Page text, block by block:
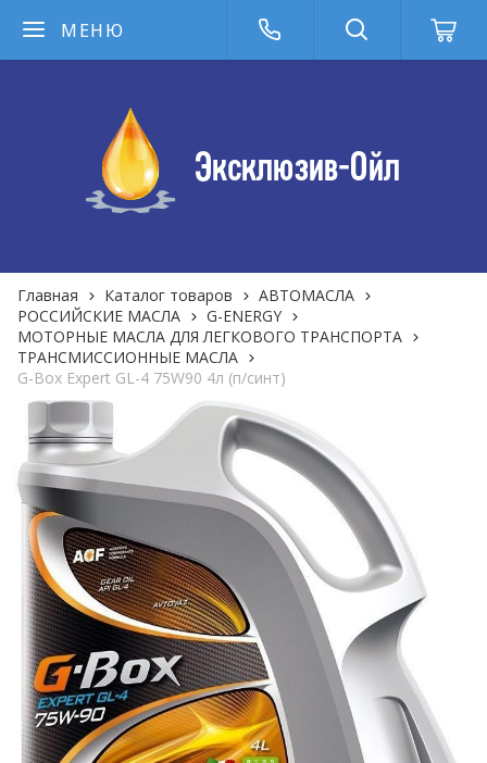
МЕНЮ
Главная Каталог товаров
АВТОМАСЛА
РОССИЙСКИЕ МАСЛА
G-ENERGY
МОТОРНЫЕ МАСЛА ДЛЯ ЛЕГКОВОГО ТРАНСПОРТА
ТРАНСМИССИОННЫЕ МАСЛА
G-Box Expert GL-4 75W90 4л (п/синт)